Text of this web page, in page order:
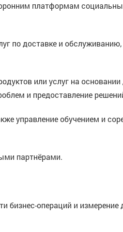
платформам
по доставке и
или услуг на
и предоставление
управление обучением и
партнёрами.
бизнес-операций и